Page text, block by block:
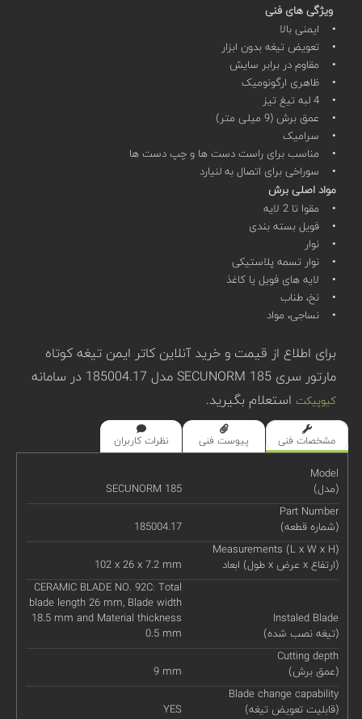
ویژگی های فنی
• ایمنی بالا
• تعویض تیغه بدون ابزار
• مقاوم در برابر سایش
• ظاهری ارگونومیک
• 4 لبه تیغ تیز
• عمق برش (9 میلی متر)
• سرامیک
• مناسب برای راست دست ها و چپ دست ها
• سوراخی برای اتصال به لنیارد
مواد اصلی برش
• مقوا تا 2 لایه
• فویل بسته بندی
• نوار
• نوار تسمه پلاستیکی
• لایه های فویل یا کاغذ
• نخ، طناب
• نساجی، مواد
برای اطلاع از قیمت و خرید آنلاین کاتر ایمن تیغه کوتاه
مارتور سری SECUNORM 185 مدل 185004.17 در سامانه
کیوپیکت استعلام بگیرید.
مشخصات فنی پیوست فنی نظرات کاربران
Model
(مدل)
SECUNORM 185
Part Number
(شماره قطعه)
185004.17
Measurements (L x W x H)
ابعاد (طول x عرض x ارتفاع)
102 x 26 x 7.2 mm
Instaled Blade
(تیغه نصب شده)
CERAMIC BLADE NO. 92C: Total
blade length 26 mm, Blade width
18.5 mm and Material thickness
0.5 mm
Cutting depth
(عمق برش)
9 mm
Blade change capability
(قابلیت تعویض تیغه)
YES